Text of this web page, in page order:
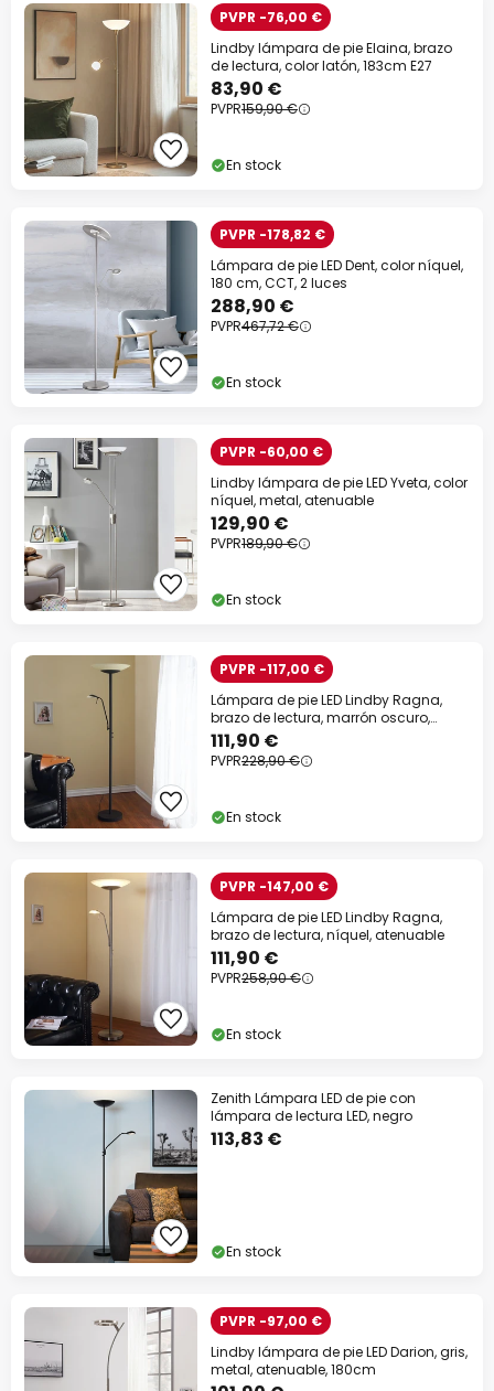
PVPR -76,00 €
Lindby lámpara de pie Elaina, brazo
de lectura, color latón, 183cm E27
83,90 €
PVPR159,90 €
En stock
PVPR -178,82 €
Lámpara de pie LED Dent, color níquel,
180 cm, CCT, 2 luces
288,90 €
PVPR467,72 €
En stock
PVPR -60,00 €
Lindby lámpara de pie LED Yveta, color
níquel, metal, atenuable
129,90 €
PVPR189,90 €
En stock
PVPR -117,00 €
Lámpara de pie LED Lindby Ragna,
brazo de lectura, marrón oscuro,
atenuable
111,90 €
PVPR228,90 €
En stock
PVPR -147,00 €
Lámpara de pie LED Lindby Ragna,
brazo de lectura, níquel, atenuable
111,90 €
PVPR258,90 €
En stock
Zenith Lámpara LED de pie con
lámpara de lectura LED, negro
113,83 €
En stock
PVPR -97,00 €
Lindby lámpara de pie LED Darion, gris,
metal, atenuable, 180cm